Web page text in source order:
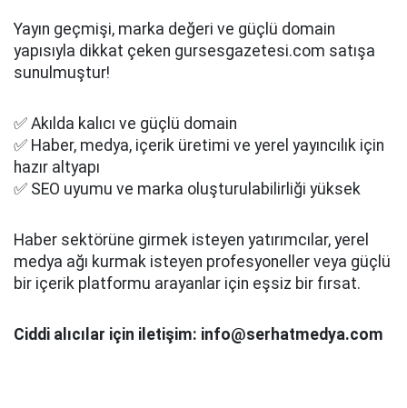
Yayın geçmişi, marka değeri ve güçlü domain
yapısıyla dikkat çeken gursesgazetesi.com satışa
sunulmuştur!
✅ Akılda kalıcı ve güçlü domain
✅ Haber, medya, içerik üretimi ve yerel yayıncılık için
hazır altyapı
✅ SEO uyumu ve marka oluşturulabilirliği yüksek
Haber sektörüne girmek isteyen yatırımcılar, yerel
medya ağı kurmak isteyen profesyoneller veya güçlü
bir içerik platformu arayanlar için eşsiz bir fırsat.
Ciddi alıcılar için iletişim: info@serhatmedya.com